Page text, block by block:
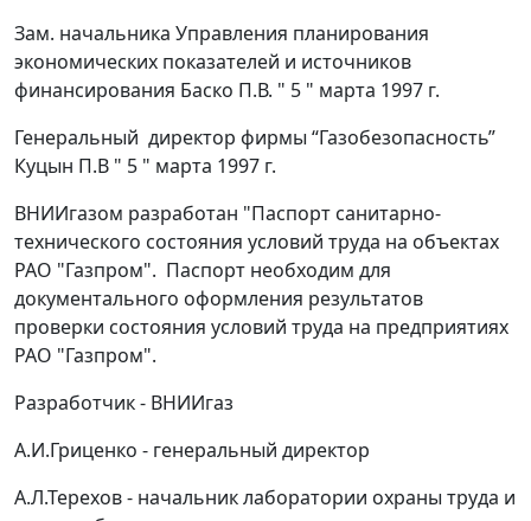
Зам. начальника Управления планирования
экономических показателей и источников
финансирования Баско П.В. " 5 " марта 1997 г.
Генеральный директор фирмы “Газобезопасность”
Куцын П.В " 5 " марта 1997 г.
ВНИИгазом разработан "Паспорт санитарно-
технического состояния условий труда на объектах
РАО "Газпром". Паспорт необходим для
документального оформления результатов
проверки состояния условий труда на предприятиях
РАО "Газпром".
Разработчик - ВНИИгаз
А.И.Гриценко - генеральный директор
А.Л.Терехов - начальник лаборатории охраны труда и